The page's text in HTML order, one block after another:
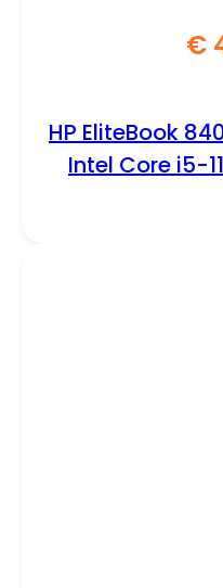
€
HP EliteBook
Intel Core i5-